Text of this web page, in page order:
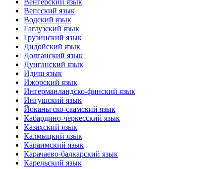
Венгерский язык
Вепсский язык
Водский язык
Гагаузский язык
Грузинский язык
Дидойский язык
Долганский язык
Дунганский язык
Идиш язык
Ижорский язык
Ингерманландско-финский язык
Ингушский язык
Йоканьгско-саамский язык
Кабардино-черкесский язык
Казахский язык
Калмыцкий язык
Караимский язык
Карачаево-балкарский язык
Карельский язык